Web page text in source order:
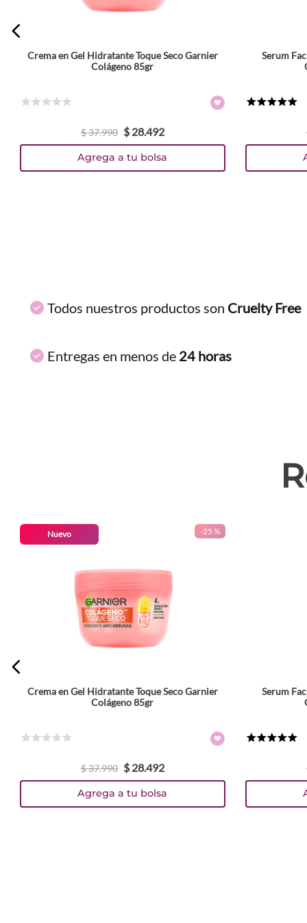
Crema en Gel Hidratante Toque Seco Garnier
Colágeno 85gr
$37.990 $ 28.492
Agrega a tu bolsa
Serum
Todos nuestros productos son Cruelty Free
Entregas en menos de 24 horas
Nuevo -25 %
Crema en Gel Hidratante Toque Seco Garnier
Colágeno 85gr
$37.990 $ 28.492
Agrega a tu bolsa
Serum